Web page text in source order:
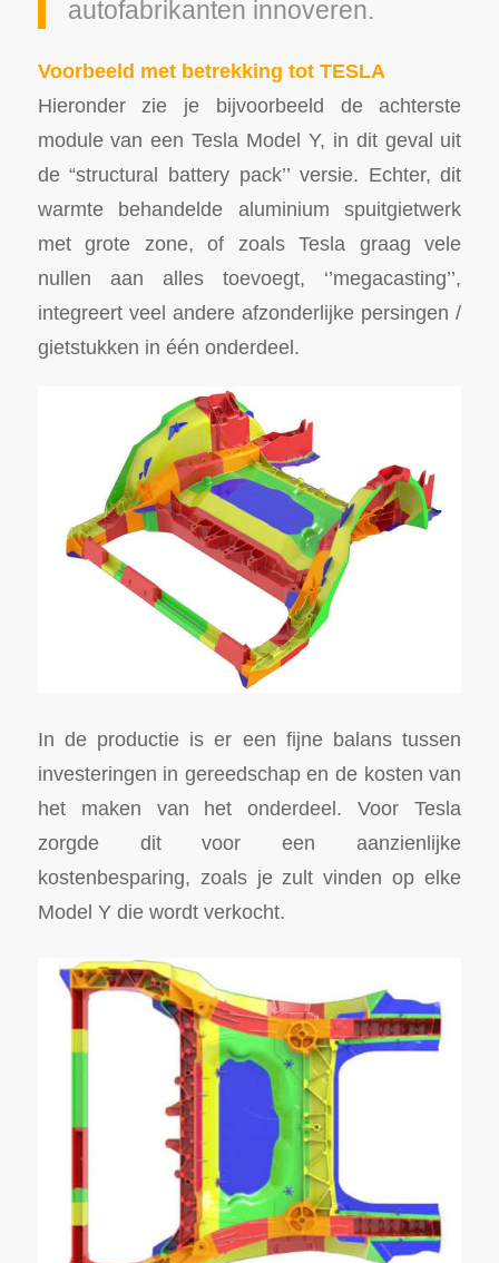
autofabrikanten innoveren.
Voorbeeld met betrekking tot TESLA
Hieronder zie je bijvoorbeeld de achterste
module van een Tesla Model Y, in dit geval uit
de “structural battery pack’’ versie. Echter, dit
warmte behandelde aluminium spuitgietwerk
met grote zone, of zoals Tesla graag vele
nullen aan alles toevoegt, ‘’megacasting’’,
integreert veel andere afzonderlijke persingen /
gietstukken in één onderdeel.
In de productie is er een fijne balans tussen
investeringen in gereedschap en de kosten van
het maken van het onderdeel. Voor Tesla
zorgde dit voor een aanzienlijke
kostenbesparing, zoals je zult vinden op elke
Model Y die wordt verkocht.